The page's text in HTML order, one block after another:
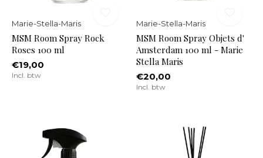
Marie-Stella-Maris
MSM Room Spray Rock
Roses 100 ml
€19,00
Incl. btw
Marie-Stella-Maris
MSM Room Spray Objets d'
Amsterdam 100 ml - Marie
Stella Maris
€20,00
Incl. btw